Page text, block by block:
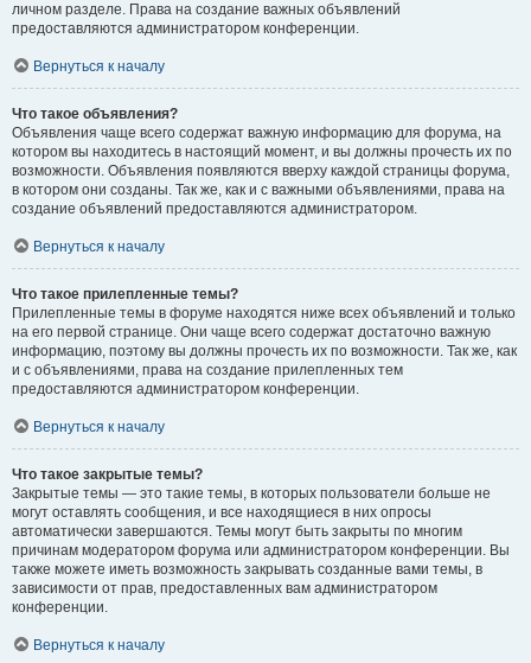
личном разделе. Права на создание важных объявлений
предоставляются администратором конференции.
Вернуться к началу
Что такое объявления?
Объявления чаще всего содержат важную информацию для форума, на
котором вы находитесь в настоящий момент, и вы должны прочесть их по
возможности. Объявления появляются вверху каждой страницы форума,
в котором они созданы. Так же, как и с важными объявлениями, права на
создание объявлений предоставляются администратором.
Вернуться к началу
Что такое прилепленные темы?
Прилепленные темы в форуме находятся ниже всех объявлений и только
на его первой странице. Они чаще всего содержат достаточно важную
информацию, поэтому вы должны прочесть их по возможности. Так же, как
и с объявлениями, права на создание прилепленных тем
предоставляются администратором конференции.
Вернуться к началу
Что такое закрытые темы?
Закрытые темы — это такие темы, в которых пользователи больше не
могут оставлять сообщения, и все находящиеся в них опросы
автоматически завершаются. Темы могут быть закрыты по многим
причинам модератором форума или администратором конференции. Вы
также можете иметь возможность закрывать созданные вами темы, в
зависимости от прав, предоставленных вам администратором
конференции.
Вернуться к началу